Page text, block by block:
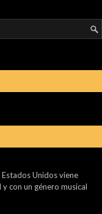
Unidos viene
con un género musical